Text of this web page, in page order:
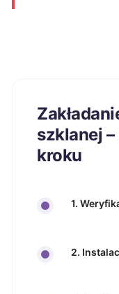
szklanej
kroku
1.
2.